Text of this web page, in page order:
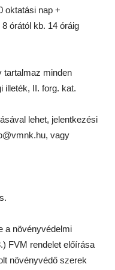
oktatási nap +
órától kb. 14 óráig
tartalmaz minden
illeték, II. forg. kat.
lehet, jelentkezési
vagy
a növényvédelmi
FVM rendelet előírása
növényvédő szerek